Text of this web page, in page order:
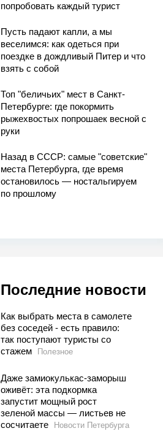
попробовать каждый турист
Пусть падают капли, а мы
веселимся: как одеться при
поездке в дождливый Питер и что
взять с собой
Топ "беличьих" мест в Санкт-
Петербурге: где покормить
рыжехвостых попрошаек весной с
руки
Назад в СССР: самые "советские"
места Петербурга, где время
остановилось — ностальгируем
по прошлому
Последние новости
Как выбрать места в самолете
без соседей - есть правило:
так поступают туристы со
стажем
Полезное
Даже замиокулькас-заморыш
оживёт: эта подкормка
запустит мощный рост
зеленой массы — листьев не
сосчитаете
Новости Петербурга